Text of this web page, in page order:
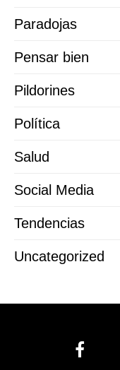
Paradojas
Pensar bien
Pildorines
Política
Salud
Social Media
Tendencias
Uncategorized